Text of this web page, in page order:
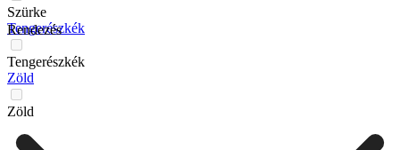
Szürke
Tengerészkék
Tengerészkék
Zöld
Zöld
Rendezés